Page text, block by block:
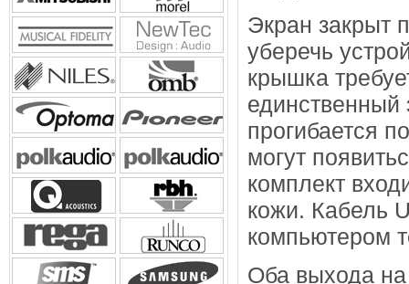
Экран закрыт
уберечь
крышка
единственный
прогибается
могут
комплект
кожи. Кабель
компьютером
Оба выхода